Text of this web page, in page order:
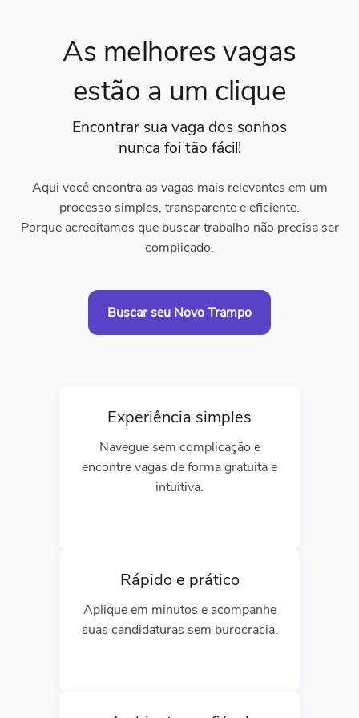
As melhores vagas
estão a um clique
Encontrar sua vaga dos sonhos
nunca foi tão fácil!
Aqui você encontra as vagas mais relevantes em um
processo simples, transparente e eficiente.
Porque acreditamos que buscar trabalho não precisa ser
complicado.
Buscar seu Novo Trampo
Experiência simples
Navegue sem complicação e
encontre vagas de forma gratuita e
intuitiva.
Rápido e prático
Aplique em minutos e acompanhe
suas candidaturas sem burocracia.